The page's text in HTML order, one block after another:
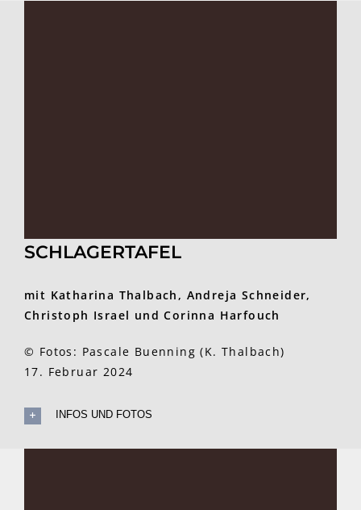
SCHLAGERTAFEL
mit Katharina Thalbach, Andreja Schneider,
Christoph Israel und Corinna Harfouch
© Fotos: Pascale Buenning (K. Thalbach)
17. Februar 2024
INFOS UND FOTOS